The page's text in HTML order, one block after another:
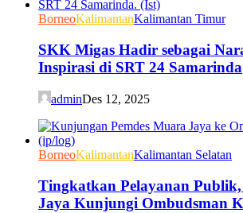
BorneoKalimantanKalimantan Timur
SKK Migas Hadir sebagai
Inspirasi di SRT 24 Samarinda
adminDes 12, 2025
BorneoKalimantanKalimantan Selatan
Tingkatkan Pelayanan Publik,
Jaya Kunjungi Ombudsman